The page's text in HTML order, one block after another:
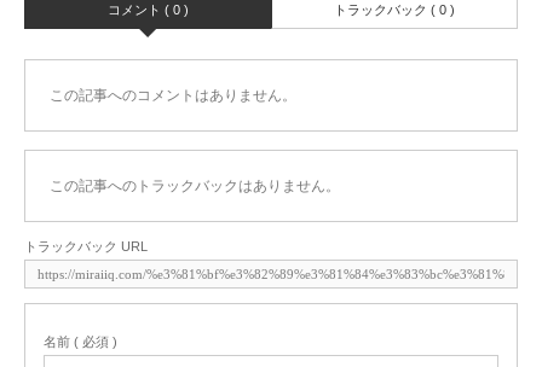
コメント ( 0 ) トラックバック ( 0 )
この記事へのコメントはありません。
この記事へのトラックバックはありません。
トラックバック URL
名前 ( 必須 )